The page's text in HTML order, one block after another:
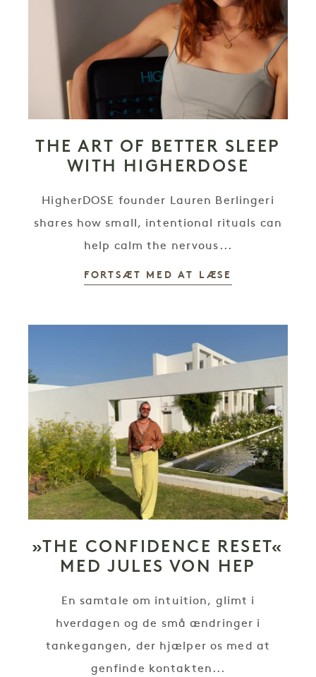
THE ART OF BETTER SLEEP
WITH HIGHERDOSE
HigherDOSE founder Lauren Berlingeri
shares how small, intentional rituals can
help calm the nervous...
FORTSÆT MED AT LÆSE
»THE CONFIDENCE RESET«
MED JULES VON HEP
En samtale om intuition, glimt i
hverdagen og de små ændringer i
tankegangen, der hjælper os med at
genfinde kontakten...